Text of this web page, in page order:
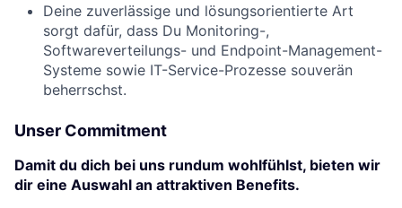
Deine zuverlässige und lösungsorientierte Art
sorgt dafür, dass Du Monitoring-,
Softwareverteilungs- und Endpoint-Management-
Systeme sowie IT-Service-Prozesse souverän
beherrschst.
Unser Commitment
Damit du dich bei uns rundum wohlfühlst, bieten wir
dir eine Auswahl an attraktiven Benefits.